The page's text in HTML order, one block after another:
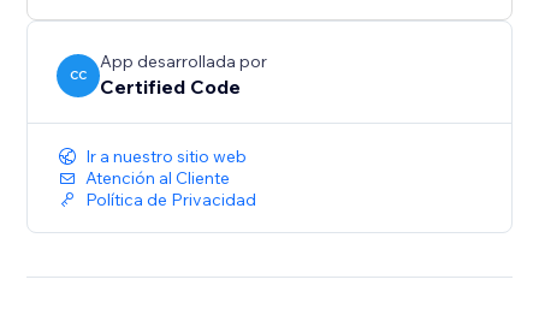
CC
App desarrollada por
Certified Code
Ir a nuestro sitio web
Atención al Cliente
Política de Privacidad